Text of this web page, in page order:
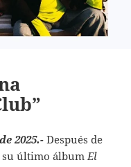
2025.-Después de
su último álbum El